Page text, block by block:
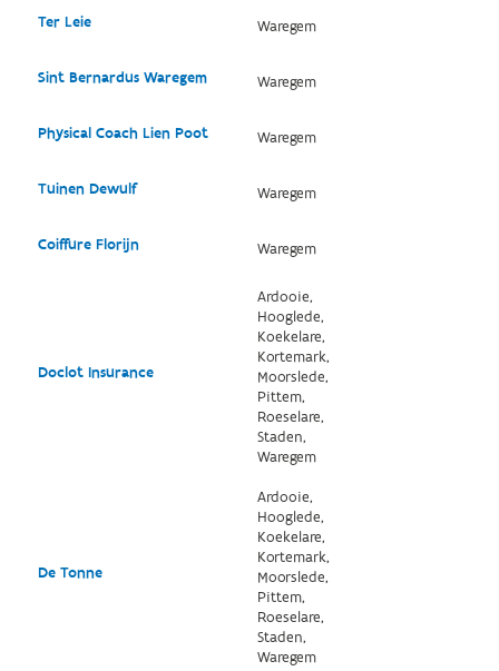
Ter Leie Waregem
Sint Bernardus Waregem Waregem
Physical Coach Lien Poot Waregem
Tuinen Dewulf Waregem
Coiffure Florijn Waregem
Doclot Insurance
Ardooie,
Hooglede,
Koekelare,
Kortemark,
Moorslede,
Pittem,
Roeselare,
Staden,
Waregem
De Tonne
Ardooie,
Hooglede,
Koekelare,
Kortemark,
Moorslede,
Pittem,
Roeselare,
Staden,
Waregem